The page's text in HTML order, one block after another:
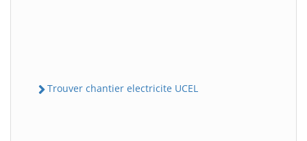
Trouver chantier electricite UCEL